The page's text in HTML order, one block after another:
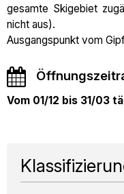
gesamte Skigebiet
nicht aus).
Ausgangspunkt vom
Vom 01/12 bis 31/03